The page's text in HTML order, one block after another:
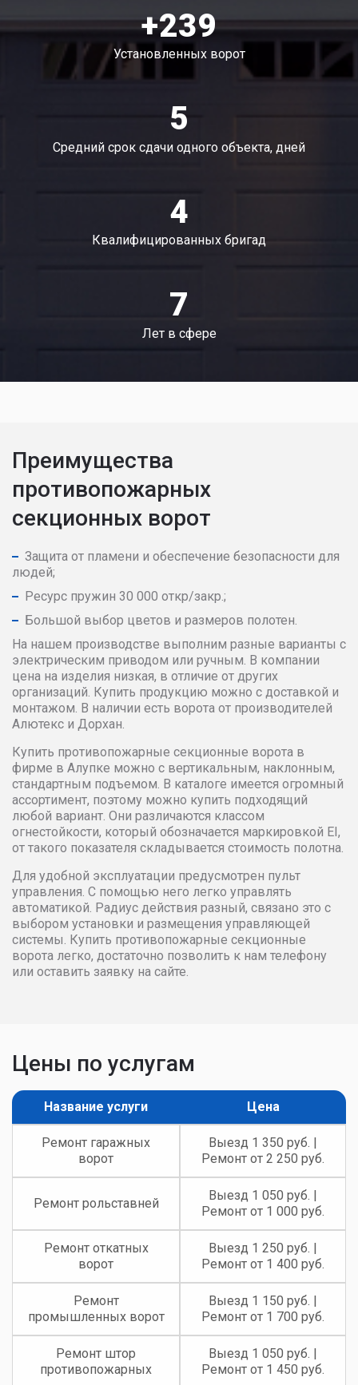
+239
Установленных ворот
5
Средний срок сдачи одного объекта, дней
4
Квалифицированных бригад
7
Лет в сфере
Преимущества
противопожарных
секционных ворот
Защита от пламени и обеспечение безопасности для
людей;
Ресурс пружин 30 000 откр/закр.;
Большой выбор цветов и размеров полотен.
На нашем производстве выполним разные варианты с
электрическим приводом или ручным. В компании
цена на изделия низкая, в отличие от других
организаций. Купить продукцию можно с доставкой и
монтажом. В наличии есть ворота от производителей
Алютекс и Дорхан.
Купить противопожарные секционные ворота в
фирме в Алупке можно с вертикальным, наклонным,
стандартным подъемом. В каталоге имеется огромный
ассортимент, поэтому можно купить подходящий
любой вариант. Они различаются классом
огнестойкости, который обозначается маркировкой EI,
от такого показателя складывается стоимость полотна.
Для удобной эксплуатации предусмотрен пульт
управления. С помощью него легко управлять
автоматикой. Радиус действия разный, связано это с
выбором установки и размещения управляющей
системы. Купить противопожарные секционные
ворота легко, достаточно позволить к нам телефону
или оставить заявку на сайте.
Цены по услугам
Название услуги Цена
Ремонт гаражных
ворот
Выезд 1 350 руб. |
Ремонт от 2 250 руб.
Ремонт рольставней
Выезд 1 050 руб. |
Ремонт от 1 000 руб.
Ремонт откатных
ворот
Выезд 1 250 руб. |
Ремонт от 1 400 руб.
Ремонт
промышленных ворот
Выезд 1 150 руб. |
Ремонт от 1 700 руб.
Ремонт штор
противопожарных
Выезд 1 050 руб. |
Ремонт от 1 450 руб.